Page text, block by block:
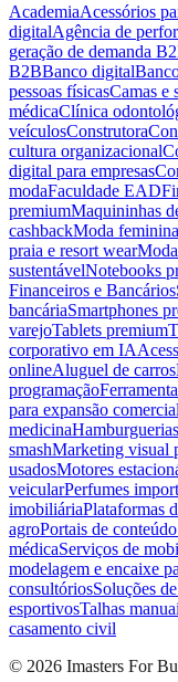
AcademiaAcessórios
digitalAgência de
geração de demanda
B2BBanco digital
pessoas físicasCamas e
médicaClínica
veículosConstrutora
cultura organizacional
digital para empresas
modaFaculdade EAD
premiumMaquininhas
cashbackModa
praia e resort wear
sustentávelNotebooks
Financeiros e Bancários
bancáriaSmartphones
varejoTablets premium
corporativo em IA
onlineAluguel de carros
programação
para expansão comercial
medicina
smashMarketing visual
usadosMotores
veicularPerfumes
imobiliáriaPlataformas
agroPortais de
médicaServiços de
modelagem e encaixe
consultóriosSoluções
esportivosTalhas
casamento civil
© 2026 Imasters For